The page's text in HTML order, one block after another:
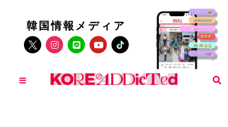
韓国情報メディア